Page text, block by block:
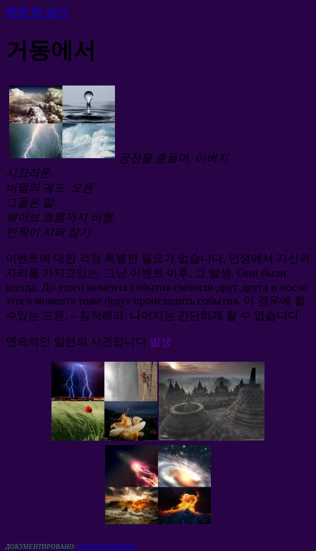
무한 한 공간
거동에서
궁전을 흔들어. 아버지
시끄러운.
비밀의 궤도. 오픈
그들은 말.
웨이브 흐름까지 비행,
반짝이 지퍼 잡기.
이벤트에 대한 걱정 특별한 필요가 없습니다, 인생에서 자신의
자리를 가지고있는. 그냥 이벤트 이후, 그 발생. Они были
всегда. До этого момента события сменяли друг друга и после
этого момента тоже будут происходить события. 이 경우에 할
수있는 모든, – 침착해라. 나머지는 간단하게 할 수 없습니다.
연속적인 일련의 사건입니다 발생.
ДОКУМЕНТИРОВАНО: СКАЧАТЬ КОСМОС